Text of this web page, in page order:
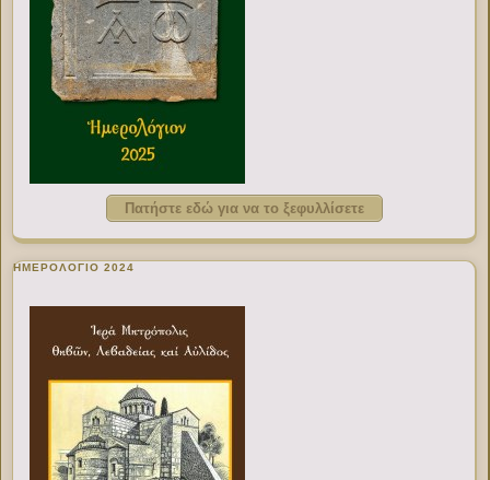
Πατήστε εδώ για να το ξεφυλλίσετε
ΗΜΕΡΟΛΟΓΙΟ 2024